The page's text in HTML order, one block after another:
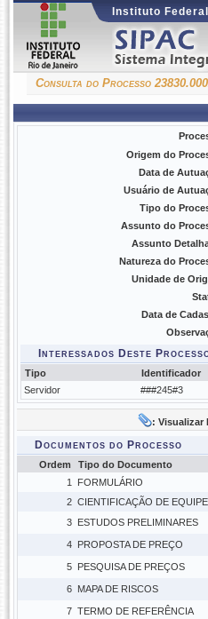
Instituto
Consulta do Processo
Origem do
Data de
Usuário de
Tipo do
Assunto do
Assunto
Natureza do
Unidade de
Data de
Interessados Deste
Tipo Identificador
Servidor
###245#3
: Visualizar
Documentos do Processo
Ordem Tipo do Documento
1
FORMULÁRIO
2 CIENTIFICAÇÃO DE
3 ESTUDOS PRELIMINARES
4 PROPOSTA DE PREÇO
5 PESQUISA DE PREÇOS
6 MAPA DE RISCOS
7 TERMO DE REFERÊNCIA